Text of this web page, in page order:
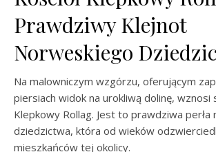
Prawdziwy Klejnot
Norweskiego
Na malowniczym wzgórzu, oferującym
piersiach widok na urokliwą dolinę, wznosi
Klepkowy Rollag. Jest to prawdziwa perła
dziedzictwa, która od wieków
mieszkańców tej okolicy.